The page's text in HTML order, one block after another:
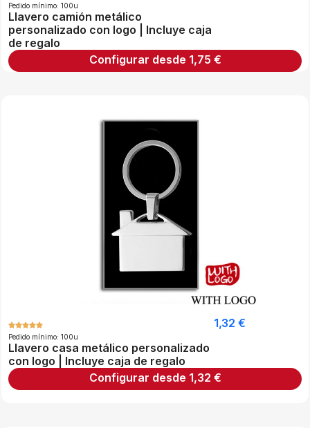
Pedido mínimo: 100u
Llavero camión metálico
personalizado con logo | Incluye caja
de regalo
Configurar desde 1,75 €
Pedido mínimo: 100u
Llavero casa metálico personalizado
con logo | Incluye caja de regalo
1,32 €
Configurar desde 1,32 €